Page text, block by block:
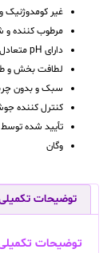
غیر
مرطوب کننده و
دارای pH متعادل و ایده آل برای استفاده روزانه
لطافت بخش و
سبک و بدون
کنترل کننده
تأیید شده
وگان
توضیحات
توضیحات